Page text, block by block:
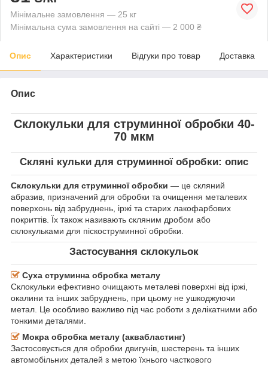
Мінімальне замовлення — 25 кг
Мінімальна сума замовлення на сайті — 2 000 ₴
Опис Характеристики Відгуки про товар Доставка
Опис
Склокульки для струминної обробки 40-
70 мкм
Скляні кульки для струминної обробки: опис
Склокульки для струминної обробки — це скляний
абразив, призначений для обробки та очищення металевих
поверхонь від забруднень, іржі та старих лакофарбових
покриттів. Їх також називають скляним дробом або
склокульками для піскоструминної обробки.
Застосування склокульок
Суха струминна обробка металу
Склокульки ефективно очищають металеві поверхні від іржі,
окалини та інших забруднень, при цьому не ушкоджуючи
метал. Це особливо важливо під час роботи з делікатними або
тонкими деталями.
Мокра обробка металу (аквабластинг)
Застосовується для обробки двигунів, шестерень та інших
автомобільних деталей з метою їхнього часткового